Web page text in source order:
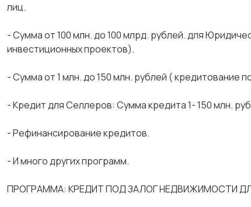
лиц.
- Сумма от 100 млн. до 100 млрд. рублей. для
инвестиционных проектов).
- Сумма от 1 млн. до 150 млн. рублей ( кредитование
- Кредит для Селлеров: Сумма кредита 1- 150 млн.
- Рефинансирование кредитов.
- И много других программ.
ПРОГРАММА: КРЕДИТ ПОД ЗАЛОГ НЕДВИЖИМОСТИ